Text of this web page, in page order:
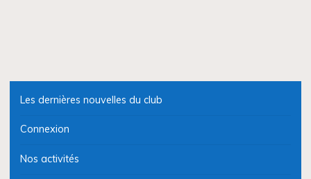
Les dernières nouvelles du club
Connexion
Nos activités